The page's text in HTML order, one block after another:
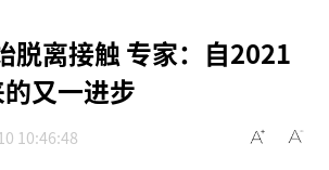
脱离接触 专家：自2021
又一进步
10:46:48